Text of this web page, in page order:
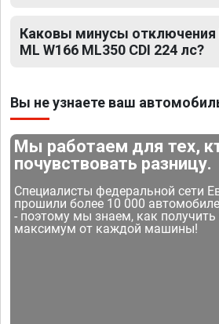
Каковы минусы отключения
ML W166 ML350 CDI 224 лс?
Вы не узнаете ваш
Мы работаем для тех,
почувствовать разницу.
Специалисты федеральной сети
прошили более 10 000
- поэтому мы знаем, как
максимум от каждой машины!